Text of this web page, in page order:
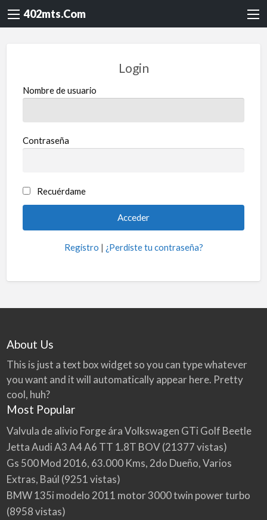
402mts.Com
Login
Nombre de usuario
Contraseña
Recuérdame
Registro | ¿Perdiste tu contraseña?
About Us
This is just a text box widget so you can type whatever
you want and it will automatically appear here. Pretty
cool, huh?
Most Popular
Valvula de alivio Forge ára Volkswagen GTi Golf Beetle
Jetta Audi A3 A4 A6 TT 1.8T BOV(21377 vistas)
Gs 500 Mod 2016, 63.000 Kms, 2do Dueño, Varios
Extras, Baúl (9251 vistas)
BMW 135i modelo 2011 motor 3000 twin power turbo
(8958 vistas)